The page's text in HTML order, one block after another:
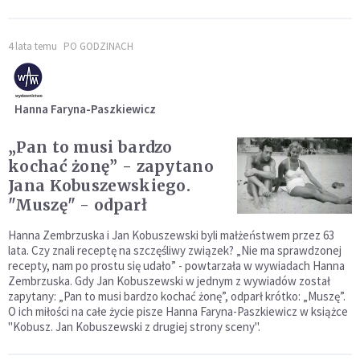
4 lata temu PO GODZINACH
Hanna Faryna-Paszkiewicz
„Pan to musi bardzo
kochać żonę” - zapytano
Jana Kobuszewskiego.
"Muszę" - odparł
Hanna Zembrzuska i Jan Kobuszewski byli małżeństwem przez 63
lata. Czy znali receptę na szczęśliwy związek? „Nie ma sprawdzonej
recepty, nam po prostu się udało” - powtarzała w wywiadach Hanna
Zembrzuska. Gdy Jan Kobuszewski w jednym z wywiadów został
zapytany: „Pan to musi bardzo kochać żonę”, odparł krótko: „Muszę”.
O ich miłości na całe życie pisze Hanna Faryna-Paszkiewicz w książce
"Kobusz. Jan Kobuszewski z drugiej strony sceny".